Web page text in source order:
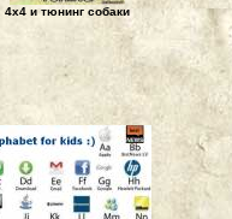
4х4 и тюнинг собаки